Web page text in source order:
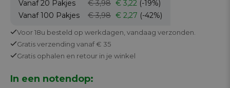
Vanaf 20 Pakjes € 3,98 € 3,22 (-19%)
Vanaf 100 Pakjes € 3,98 € 2,27 (-42%)
Voor 18u besteld op werkdagen, vandaag verzonden.
Gratisverzending vanaf € 35
Gratis ophalen en retour in je winkel
In een notendop: